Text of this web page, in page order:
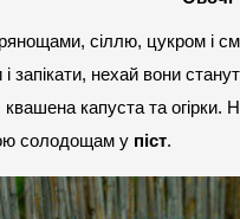
сіллю, цукром і
запікати, нехай вони
капуста та огірки.
солодощам у піст.